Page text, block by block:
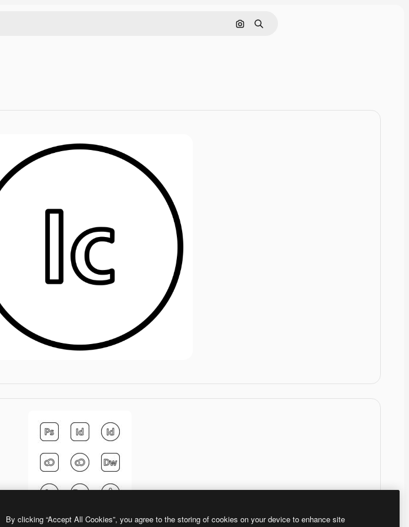
画像で検索
検索
Generic Detailed Outline
By clicking “Accept All Cookies”, you agree to the storing of cookies on your device to enhance site